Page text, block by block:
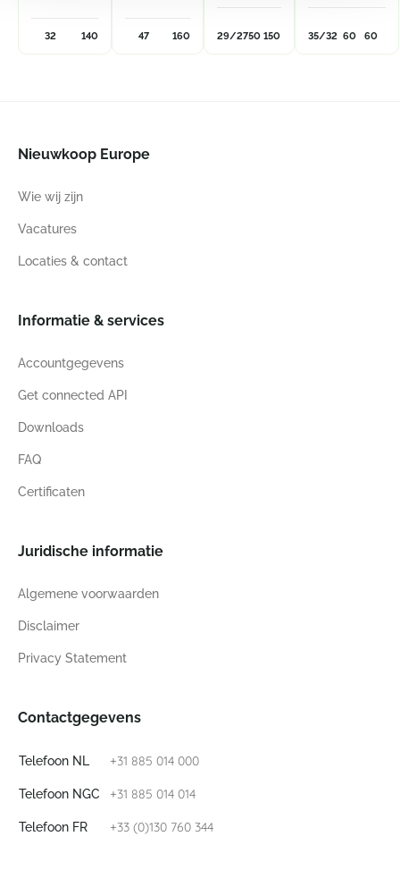
32 140 47 160 29/2750 150 35/32 60 60
Nieuwkoop Europe
Wie wij zijn
Vacatures
Locaties & contact
Informatie & services
Accountgegevens
Get connected API
Downloads
FAQ
Certificaten
Juridische informatie
Algemene voorwaarden
Disclaimer
Privacy Statement
Contactgegevens
Telefoon NL +31 885 014 000
Telefoon NGC +31 885 014 014
Telefoon FR +33 (0)130 760 344